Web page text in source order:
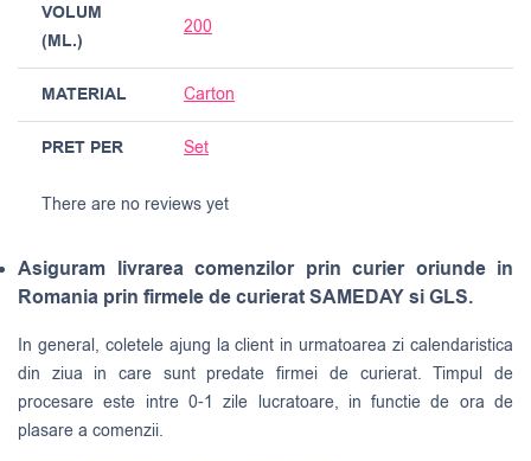
VOLUM
(ML.)
200
MATERIAL Carton
PRET PER Set
There are no reviews yet
Asiguram livrarea comenzilor prin curier oriunde in
Romania prin firmele de curierat SAMEDAY si GLS.
In general, coletele ajung la client in urmatoarea zi calendaristica
din ziua in care sunt predate firmei de curierat. Timpul de
procesare este intre 0-1 zile lucratoare, in functie de ora de
plasare a comenzii.